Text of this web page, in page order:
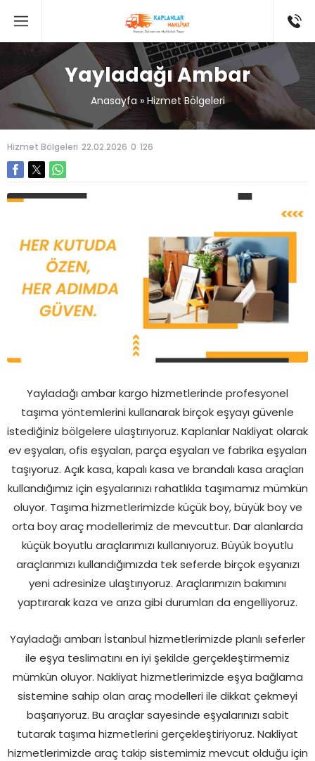
Yayladağı Ambar
Anasayfa » Hizmet Bölgeleri
Hizmet Bölgeleri 22.02.2026 0 126
Yayladağı ambar kargo hizmetlerinde profesyonel
taşıma yöntemlerini kullanarak birçok eşyayı güvenle
istediğiniz bölgelere ulaştırıyoruz. Kaplanlar Nakliyat olarak
ev eşyaları, ofis eşyaları, parça eşyaları ve fabrika eşyaları
taşıyoruz. Açık kasa, kapalı kasa ve brandalı kasa araçları
kullandığımız için eşyalarınızı rahatlıkla taşımamız mümkün
oluyor. Taşıma hizmetlerimizde küçük boy, büyük boy ve
orta boy araç modellerimiz de mevcuttur. Dar alanlarda
küçük boyutlu araçlarımızı kullanıyoruz. Büyük boyutlu
araçlarımızı kullandığımızda tek seferde birçok eşyanızı
yeni adresinize ulaştırıyoruz. Araçlarımızın bakımını
yaptırarak kaza ve arıza gibi durumları da engelliyoruz.
Yayladağı ambarı İstanbul hizmetlerimizde planlı seferler
ile eşya teslimatını en iyi şekilde gerçekleştirmemiz
mümkün oluyor. Nakliyat hizmetlerimizde eşya bağlama
sistemine sahip olan araç modelleri ile dikkat çekmeyi
başarıyoruz. Bu araçlar sayesinde eşyalarınızı sabit
tutarak taşıma hizmetlerini gerçekleştiriyoruz. Nakliyat
hizmetlerimizde araç takip sistemimiz mevcut olduğu için